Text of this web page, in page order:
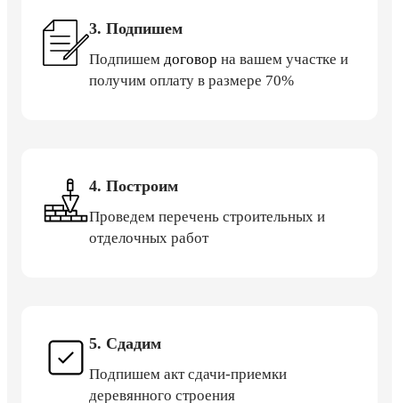
3. Подпишем
Подпишем договор на вашем участке и
получим оплату в размере 70%
4. Построим
Проведем перечень строительных и
отделочных работ
5. Сдадим
Подпишем акт сдачи-приемки
деревянного строения